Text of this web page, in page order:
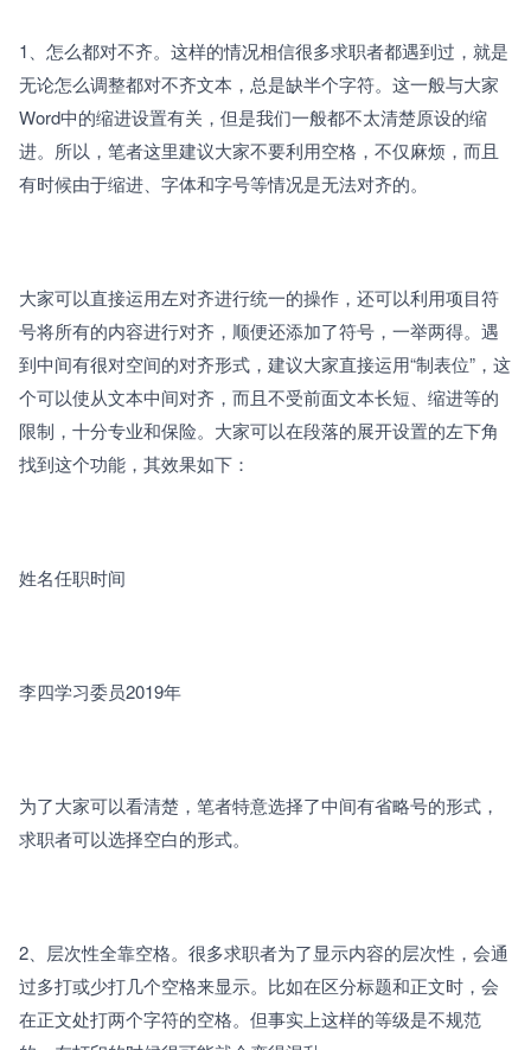
1、怎么都对不齐。这样的情况相信很多求职者都遇到过，就是
无论怎么调整都对不齐文本，总是缺半个字符。这一般与大家
Word中的缩进设置有关，但是我们一般都不太清楚原设的缩
进。所以，笔者这里建议大家不要利用空格，不仅麻烦，而且
有时候由于缩进、字体和字号等情况是无法对齐的。
大家可以直接运用左对齐进行统一的操作，还可以利用项目符
号将所有的内容进行对齐，顺便还添加了符号，一举两得。遇
到中间有很对空间的对齐形式，建议大家直接运用“制表位”，这
个可以使从文本中间对齐，而且不受前面文本长短、缩进等的
限制，十分专业和保险。大家可以在段落的展开设置的左下角
找到这个功能，其效果如下：
姓名任职时间
李四学习委员2019年
为了大家可以看清楚，笔者特意选择了中间有省略号的形式，
求职者可以选择空白的形式。
2、层次性全靠空格。很多求职者为了显示内容的层次性，会通
过多打或少打几个空格来显示。比如在区分标题和正文时，会
在正文处打两个字符的空格。但事实上这样的等级是不规范